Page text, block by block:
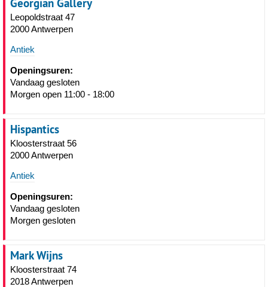
Leopoldstraat 47
2000 Antwerpen
Antiek
Openingsuren:
Vandaag gesloten
Morgen open 11:00 - 18:00
Hispantics
Kloosterstraat 56
2000 Antwerpen
Antiek
Openingsuren:
Vandaag gesloten
Morgen gesloten
Mark Wijns
Kloosterstraat 74
2018 Antwerpen